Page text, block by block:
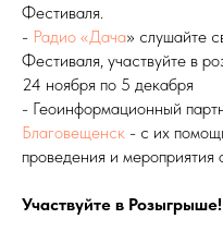
Фестиваля.
- Радио «Дача» слушайте
Фестиваля, участвуйте в
24 ноября по 5 декабря
- Геоинформационный
Благовещенск - с их
проведения и мероприятия
Участвуйте в Розыгрыше!